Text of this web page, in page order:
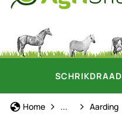
SCHRIKDRAAD
Home Schrikdraad
... Aarding